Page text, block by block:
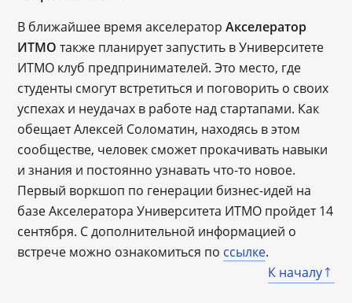
В ближайшее время акселераторАкселератор
ИТМО также планирует запустить в Университете
ИТМО клуб предпринимателей. Это место, где
студенты смогут встретиться и поговорить о своих
успехах и неудачах в работе над стартапами. Как
обещает Алексей Соломатин, находясь в этом
сообществе, человек сможет прокачивать навыки
и знания и постоянно узнавать что-то новое.
Первый воркшоп по генерации бизнес-идей на
базе Акселератора Университета ИТМО пройдет 14
сентября. С дополнительной информацией о
встрече можно ознакомиться по ссылке.
К началу